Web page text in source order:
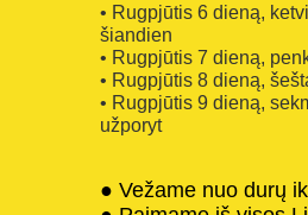
• Rugpjūtis 6 dieną,
šiandien
• Rugpjūtis 7 dieną,
• Rugpjūtis 8 dieną,
• Rugpjūtis 9 dieną,
užporyt
● Vežame nuo durų